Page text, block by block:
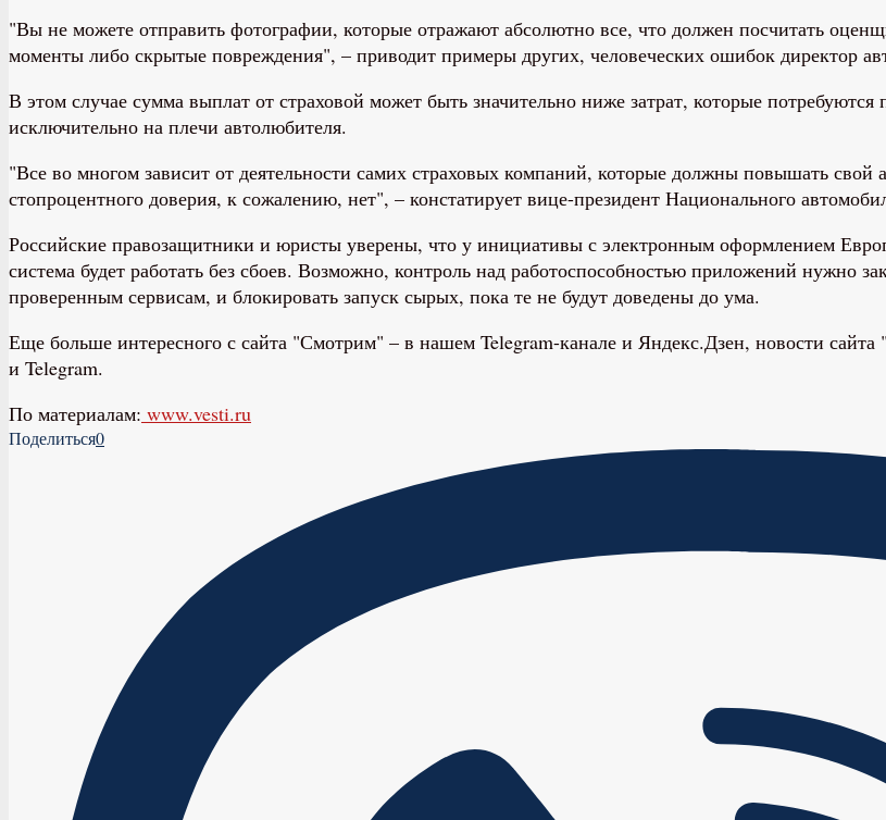
"Вы не можете отправить фотографии, которые отражают абсолютно все, что должен посчитать
моменты либо скрытые повреждения", – приводит примеры других, человеческих ошибок директор
В этом случае сумма выплат от страховой может быть значительно ниже затрат, которые
исключительно на плечи автолюбителя.
"Все во многом зависит от деятельности самих страховых компаний, которые должны повышать
стопроцентного доверия, к сожалению, нет", – констатирует вице-президент Национального
Российские правозащитники и юристы уверены, что у инициативы с электронным оформлением
система будет работать без сбоев. Возможно, контроль над работоспособностью приложений нужно
проверенным сервисам, и блокировать запуск сырых, пока те не будут доведены до ума.
Еще больше интересного с сайта "Смотрим" – в нашем Telegram-канале и Яндекс.Дзен, новости
и Telegram.
По материалам: www.vesti.ru
Поделиться0